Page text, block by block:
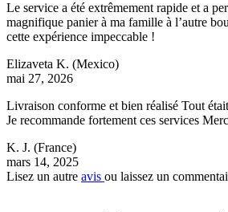
Le service a été extrêmement rapide et a
magnifique panier à ma famille à l’autre
cette expérience impeccable !
Elizaveta K. (Mexico)
mai 27, 2026
Livraison conforme et bien réalisé Tout
Je recommande fortement ces services
K. J. (France)
mars 14, 2025
Lisez un autre avis ou laissez un